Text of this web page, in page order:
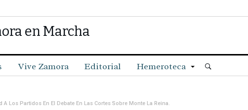
Vive Zamora Editorial Hemeroteca
A Los Partidos En El Debate En Las Cortes Sobre Monte La Reina.